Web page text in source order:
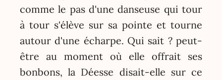
comme le pas d'une danseuse qui tour
à tour s'élève sur sa pointe et tourne
autour d'une écharpe. Qui sait ? peut-
être au moment où elle offrait ses
bonbons, la Déesse disait-elle sur ce